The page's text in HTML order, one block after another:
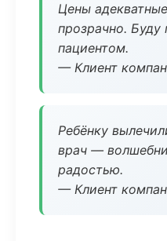
Цены
прозрачно.
пациентом.
— Клиент
Ребёнку
врач —
радостью.
— Клиент